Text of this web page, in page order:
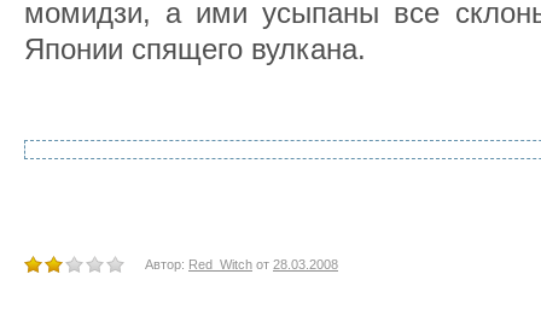
момидзи, а ими усыпаны все
Японии спящего вулкана.
Автор: Red_Witch от 28.03.2008